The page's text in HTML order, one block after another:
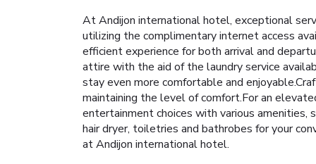
At Andijon international hotel, exceptional
utilizing the complimentary internet access
efficient experience for both arrival and
attire with the aid of the laundry service
stay even more comfortable and
maintaining the level of comfort.For an
entertainment choices with various
hair dryer, toiletries and bathrobes for your
at Andijon international hotel.